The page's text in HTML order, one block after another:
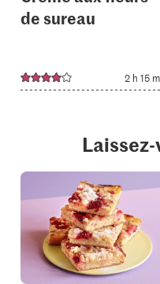
de sureau
2 h 15